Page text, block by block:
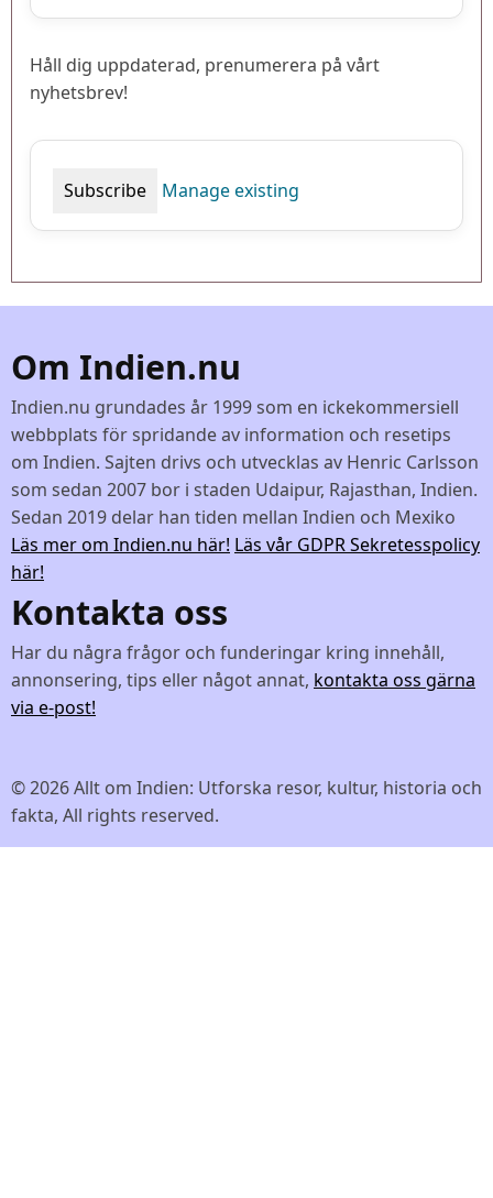
Håll dig uppdaterad, prenumerera på vårt
nyhetsbrev!
Manage existing
Om Indien.nu
Indien.nu grundades år 1999 som en ickekommersiell
webbplats för spridande av information och resetips
om Indien. Sajten drivs och utvecklas av Henric Carlsson
som sedan 2007 bor i staden Udaipur, Rajasthan, Indien.
Sedan 2019 delar han tiden mellan Indien och Mexiko
Läs mer om Indien.nu här! Läs vår GDPR Sekretesspolicy
här!
Kontakta oss
Har du några frågor och funderingar kring innehåll,
annonsering, tips eller något annat, kontakta oss gärna
via e-post!
© 2026 Allt om Indien: Utforska resor, kultur, historia och
fakta, All rights reserved.